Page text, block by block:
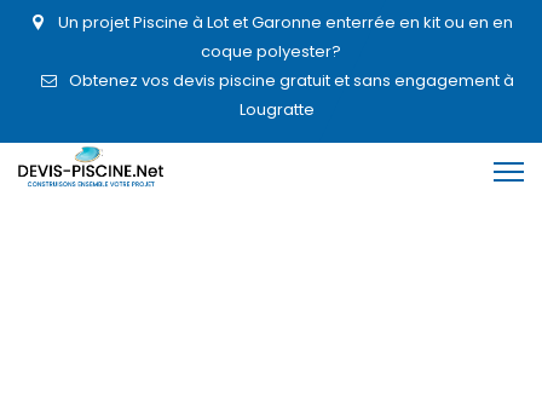
Un projet Piscine à Lot et Garonne enterrée en kit ou en en
coque polyester?
Obtenez vos devis piscine gratuit et sans engagement à
Lougratte